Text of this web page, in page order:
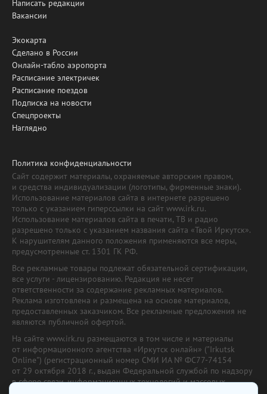
Написать редакции
Вакансии
Экокарта
Сделано в России
Онлайн-табло аэропорта
Расписание электричек
Расписание поездов
Подписка на новости
Спецпроекты
Наглядно
Политика конфиденциальности
Сайт содержит материалы, охраняемые авторским правом,
и средства индивидуализации (логотипы, фирменные знаки).
Использование материалов сайта в интернете разрешено
только с указанием гиперссылки на сайт www.irk.ru.
Использование материалов сайта в печати, ТВ и радио
разрешено только с указанием названия сайта «Твой Иркутск».
К нарушителям данного положения применяются все меры,
предусмотренные ст. 1301 ГК РФ.
Все рекламные товары подлежат обязательной сертификации,
все услуги - лицензированию. Редакция не несет
ответственности за содержание рекламных материалов.
Реклама изготовлена и размещена на основе материалов,
предоставленных заказчиком. Все рекламные предложения не
являются публичной офертой.
На сайте www.irk.ru размещаются в том числе и материалы
от информационного агентства «Иркутск онлайн» ("Irkutsk
Online") (регистрационный номер СМИ ИА № ФС77-74154
от 29 октября 2018 г., выдан Федеральной службой по надзору
в сфере связи, информационных технологий и массовых